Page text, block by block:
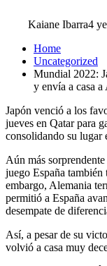
Kaiane Ibarra4
Home
Uncategorized
Mundial 2022:
y envía a casa a
Japón venció a los
jueves en Qatar para
consolidando su lugar
Aún más
juego España
embargo, Alemania
permitió a España
desempate de
Así, a pesar de su
volvió a casa muy